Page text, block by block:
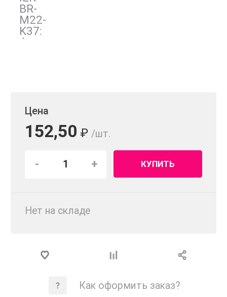
Цена
152,50 ₽ /шт.
- + КУПИТЬ
Нет на складе
Как оформить заказ?